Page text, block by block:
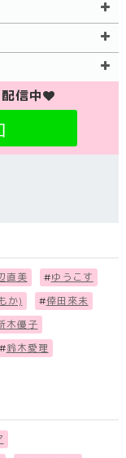
信中
直美 #ゆうこす
か) #倖田來未
木優子
#鈴木愛理